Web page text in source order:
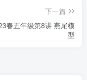
下一篇
春五年级第8讲 燕尾模
型